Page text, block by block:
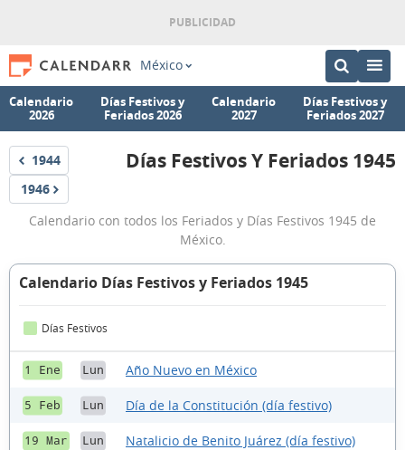
México
Calendario
2026
Días Festivos y
Feriados 2026
Calendario
2027
Días Festivos y
Feriados 2027
Festivos
1944
Días
y
Feriados
1945
Días Festivos Y Feriados 1945
Festivos
1946
Calendario con todos los Feriados y Días Festivos 1945 de
México.
Calendario Días Festivos y Feriados 1945
Días Festivos
1 Ene Lun Año Nuevo en México
5 Feb Lun Día de la Constitución (día festivo)
19 Mar Lun Natalicio de Benito Juárez (día festivo)